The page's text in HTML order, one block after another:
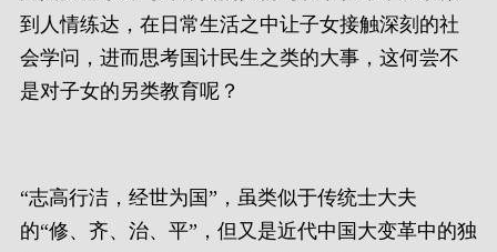
到人情练达，在日常生活之中让子女接触深刻的社
会学问，进而思考国计民生之类的大事，这何尝不
是对子女的另类教育呢？
“志高行洁，经世为国”，虽类似于传统士大夫
的“修、齐、治、平”，但又是近代中国大变革中的独